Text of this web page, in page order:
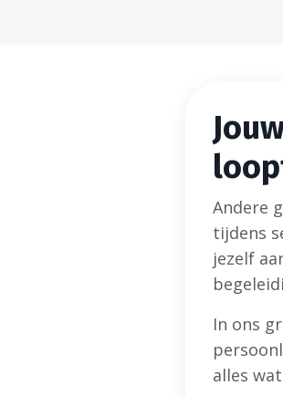
Andere
tijdens
jezelf
In ons
alles